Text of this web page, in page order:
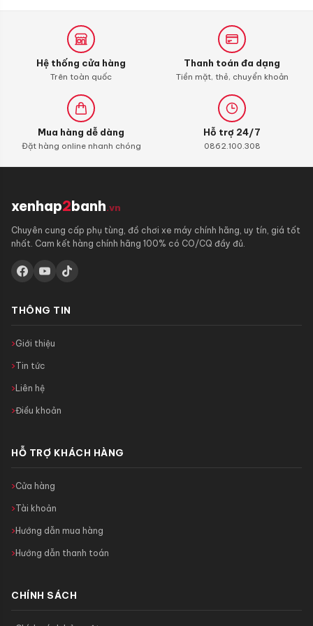
Hệ thống cửa hàng
Trên toàn quốc
Thanh toán đa dạng
Tiền mặt, thẻ, chuyển khoản
Mua hàng dễ dàng
Đặt hàng online nhanh chóng
Hỗ trợ 24/7
0862.100.308
xenhap2banh.vn
Chuyên cung cấp phụ tùng, đồ chơi xe máy chính hãng, uy tín, giá tốt
nhất. Cam kết hàng chính hãng 100% có CO/CQ đầy đủ.
THÔNG TIN
Giới thiệu
Tin tức
Liên hệ
Điều khoản
HỖ TRỢ KHÁCH HÀNG
Cửa hàng
Tài khoản
Hướng dẫn mua hàng
Hướng dẫn thanh toán
CHÍNH SÁCH